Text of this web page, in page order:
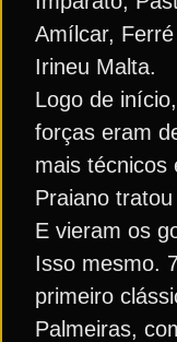
Amílcar,
Irineu Malta.
Logo de
forças eram
mais técnicos
Praiano
E vieram os
Isso mesmo.
primeiro
Palmeiras,